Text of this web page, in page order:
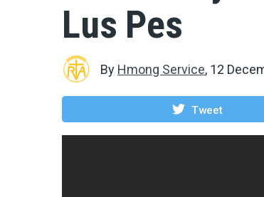
Lus Pes
By Hmong Service, 12
Tweet